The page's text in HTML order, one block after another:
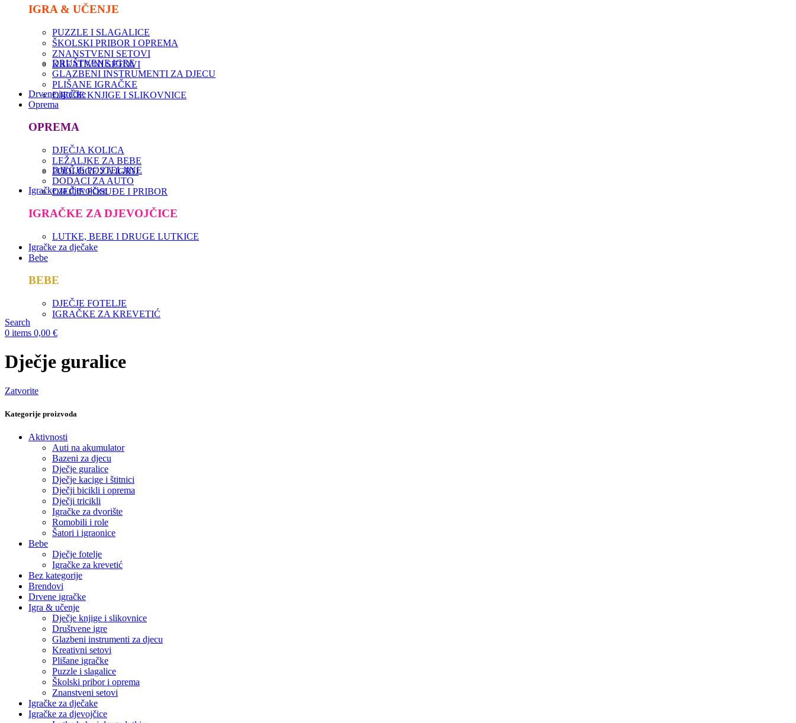
IGRA & UČENJE
PUZZLE I SLAGALICE
ŠKOLSKI PRIBOR I OPREMA
ZNANSTVENI SETOVI
KREATIVNI SETOVI
DRUŠTVENE IGRE
GLAZBENI INSTRUMENTI ZA DJECU
PLIŠANE IGRAČKE
DJEČJE KNJIGE I SLIKOVNICE
Drvene igračke
Oprema
OPREMA
DJEČJA KOLICA
LEŽALJKE ZA BEBE
PODLOGE ZA IGRU
DJEČJE POSTELJINE
DODACI ZA AUTO
DJEČJE POSUĐE I PRIBOR
Igračke za djevojčice
IGRAČKE ZA DJEVOJČICE
LUTKE, BEBE I DRUGE LUTKICE
Igračke za dječake
Bebe
BEBE
DJEČJE FOTELJE
IGRAČKE ZA KREVETIĆ
Search
0 items 0,00 €
Dječje guralice
Zatvorite
Kategorije proizvoda
Aktivnosti
Auti na akumulator
Bazeni za djecu
Dječje guralice
Dječje kacige i štitnici
Dječji bicikli i oprema
Dječji tricikli
Igračke za dvorište
Romobili i role
Šatori i igraonice
Bebe
Dječje fotelje
Igračke za krevetić
Bez kategorije
Brendovi
Drvene igračke
Igra & učenje
Dječje knjige i slikovnice
Društvene igre
Glazbeni instrumenti za djecu
Kreativni setovi
Plišane igračke
Puzzle i slagalice
Školski pribor i oprema
Znanstveni setovi
Igračke za dječake
Igračke za djevojčice